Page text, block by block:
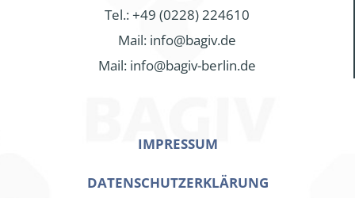
Tel.: +49 (0228) 224610
Mail: info@bagiv.de
Mail: info@bagiv-berlin.de
IMPRESSUM
DATENSCHUTZERKLÄRUNG